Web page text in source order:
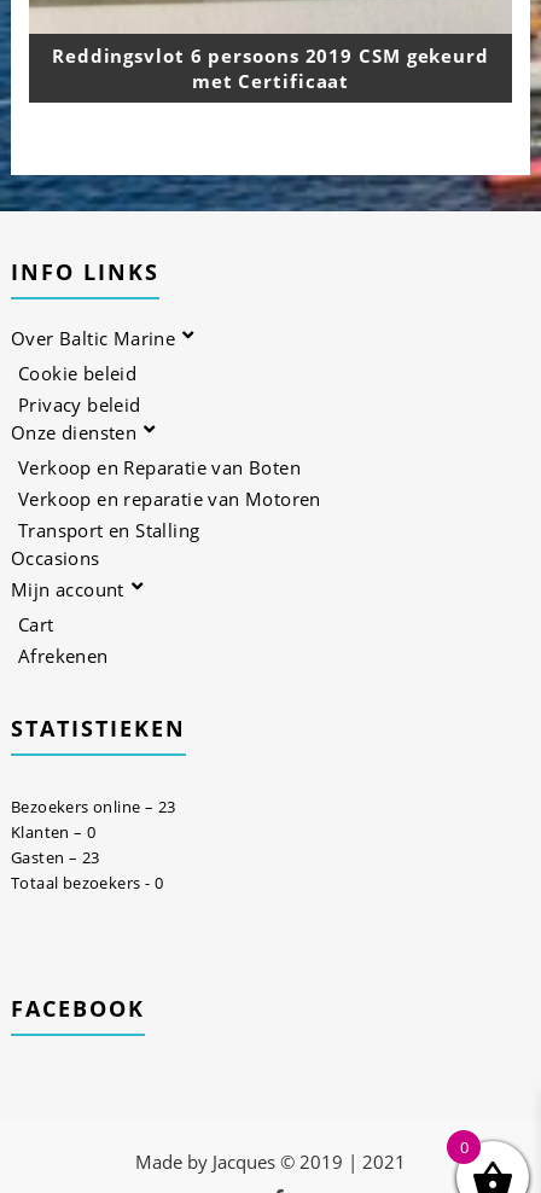
Reddingsvlot 6 persoons 2019 CSM gekeurd
met Certificaat
INFO LINKS
Over Baltic Marine
Cookie beleid
Privacy beleid
Onze diensten
Verkoop en Reparatie van Boten
Verkoop en reparatie van Motoren
Transport en Stalling
Occasions
Mijn account
Cart
Afrekenen
STATISTIEKEN
Bezoekers online – 23
Klanten – 0
Gasten – 23
Totaal bezoekers - 0
FACEBOOK
Made by Jacques © 2019 | 2021
0